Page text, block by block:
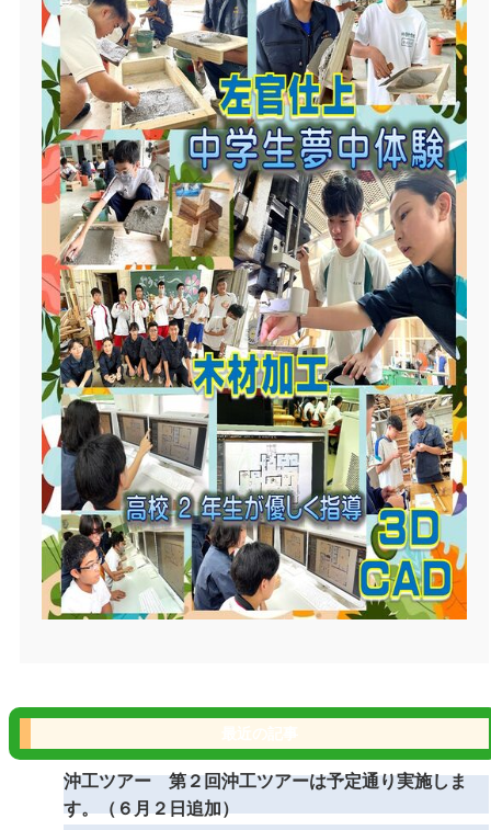
沖工ツアー 第２回沖工ツアーは予定通り実施しま
す。（６月２日追加）